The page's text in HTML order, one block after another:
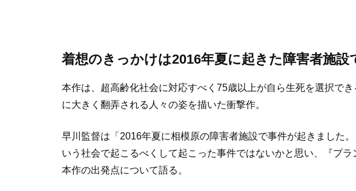
着想のきっかけは2016年夏に起きた障害者施設
本作は、 超高齢化社会に対応すべく 75歳以上が自ら生死を選択でき
に大きく翻弄される人々の姿を描いた衝撃作。
早川監督は「 2016年夏に相模原の障害者施設で事件が起きました
いう社会で起こるべくして起こった事件ではないかと思い、『プラ
本作の出発点について語る。